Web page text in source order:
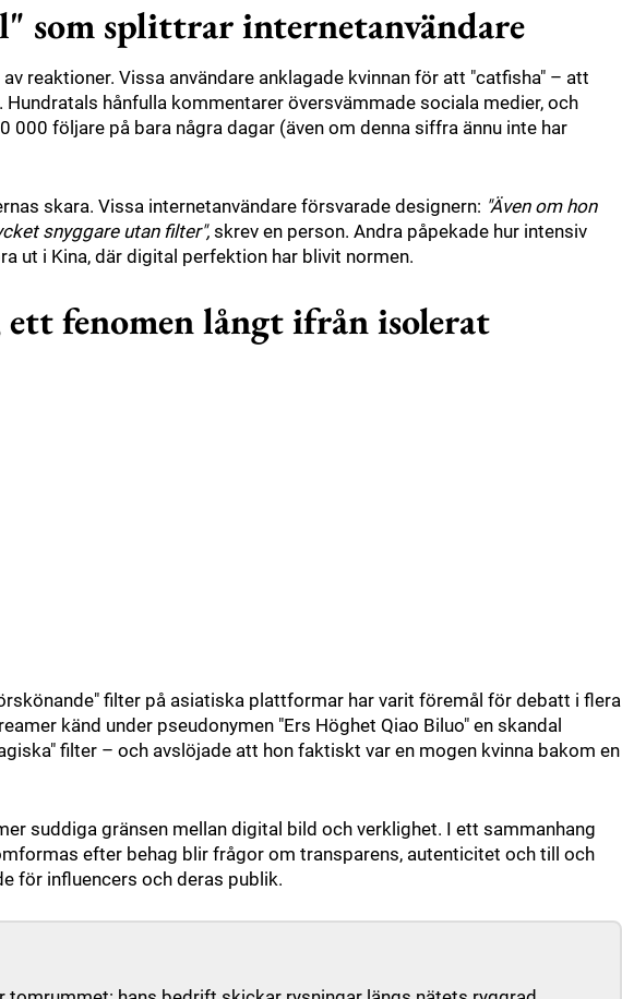
som splittrar internetanvändare
reaktioner. Vissa användare anklagade kvinnan för att "catfisha" – att
hånfulla kommentarer översvämmade sociala medier, och
000 följare på bara några dagar (även om denna siffra ännu inte har
skara. Vissa internetanvändare försvarade designern: "Även om hon
snyggare utan filter", skrev en person. Andra påpekade hur intensiv
ut i Kina, där digital perfektion har blivit normen.
fenomen långt ifrån isolerat
filter på asiatiska plattformar har varit föremål för debatt i flera
känd under pseudonymen "Ers Höghet Qiao Biluo" en skandal
filter – och avslöjade att hon faktiskt var en mogen kvinna bakom en
suddiga gränsen mellan digital bild och verklighet. I ett sammanhang
efter behag blir frågor om transparens, autenticitet och till och
för influencers och deras publik.